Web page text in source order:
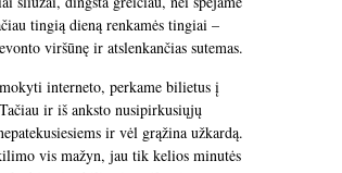
tingią dieną renkamės tingiai –
viršūnę ir atslenkančias sutemas.
interneto, perkame bilietus į
ir iš anksto nusipirkusiųjų
ir vėl grąžina užkardą.
vis mažyn, jau tik kelios minutės